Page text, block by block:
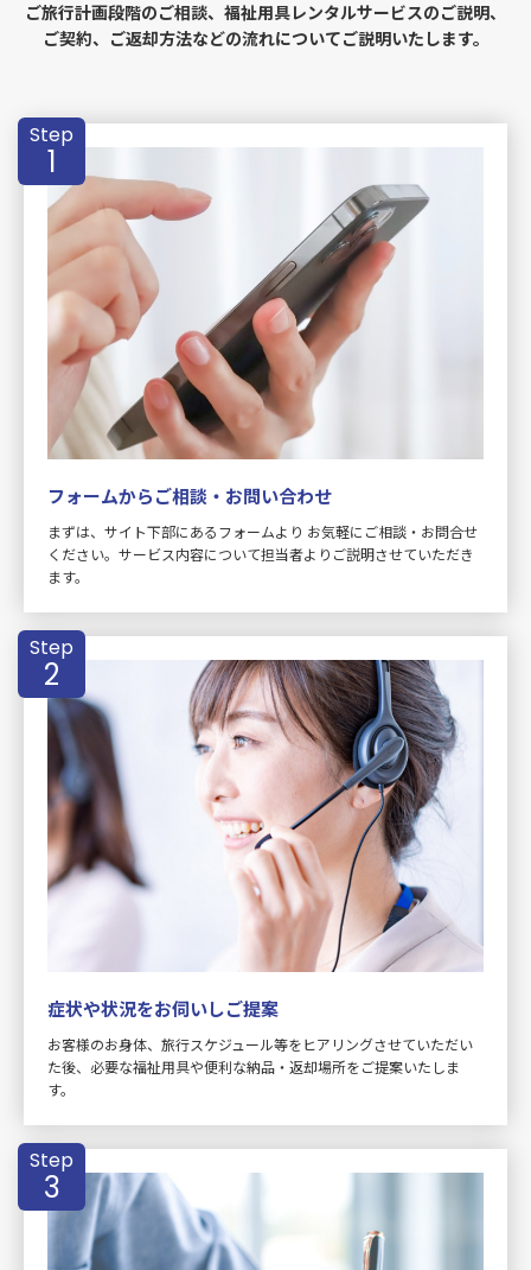
ご旅行計画段階のご相談、福祉用具レンタルサービスのご説明、
ご契約、ご返却方法などの流れについてご説明いたします。
Step
1
フォームからご相談・お問い合わせ
まずは、サイト下部にあるフォームより お気軽にご相談・お問合せ
ください。サービス内容について担当者よりご説明させていただき
ます。
Step
2
症状や状況をお伺いしご提案
お客様のお身体、旅行スケジュール等をヒアリングさせていただい
た後、必要な福祉用具や便利な納品・返却場所をご提案いたしま
す。
Step
3